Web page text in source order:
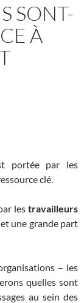
SONT-
À
portée par les
clé.
lestravailleurs
une grande part
– les
quelles sont
au sein des